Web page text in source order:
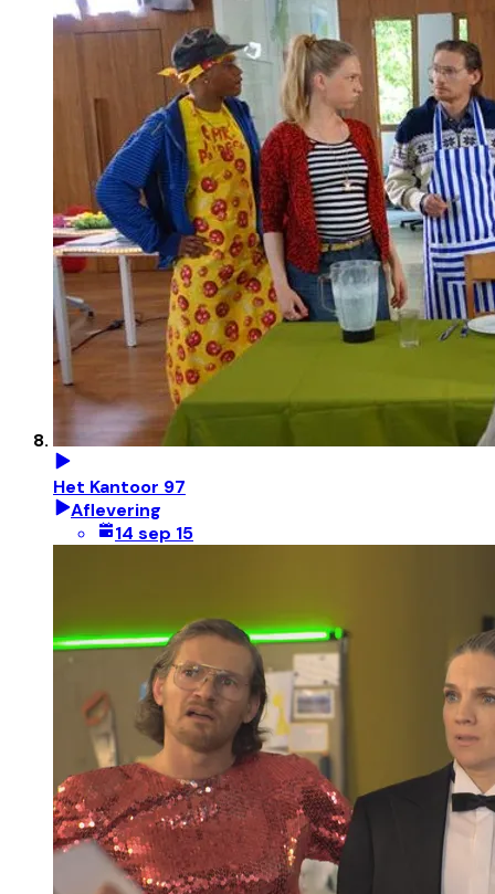
Het Kantoor 97
Aflevering
14 sep 15